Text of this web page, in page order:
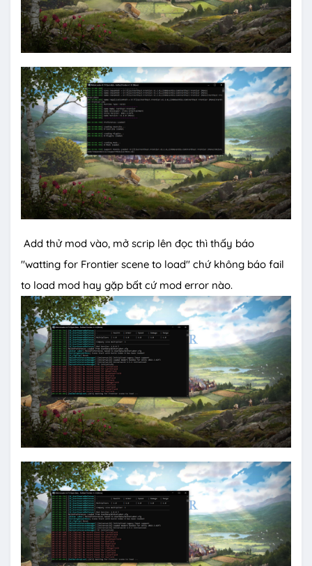
Add thử mod vào, mở scrip lên đọc thì thấy báo
"watting for Frontier scene to load" chứ không báo fail
to load mod hay gặp bất cứ mod error nào.